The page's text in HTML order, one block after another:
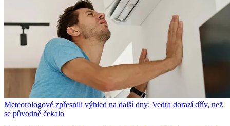
Meteorologové zpřesnili výhled na další dny: Vedra dorazí dřív, než
se původně čekalo